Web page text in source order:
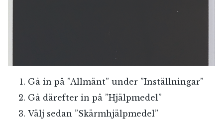
Gå in på ”Allmänt” under ”Inställningar”
Gå därefter in på ”Hjälpmedel”
Välj sedan ”Skärmhjälpmedel”